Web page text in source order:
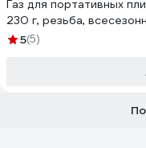
Газ для портативных
230 г, резьба,
5(5)